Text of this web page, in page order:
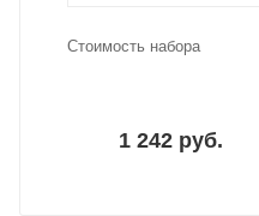
Стоимость набора
1 242 руб.